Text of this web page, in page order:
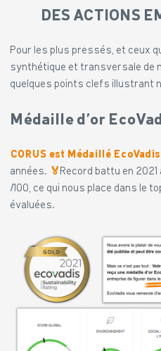
DES ACTIONS
Pour les plus pressés, et ceux
synthétique et transversale de
quelques points clefs illustrant
Médaille d’or
CORUS est Médaillé EcoVadis
années. 🏅 Record battu en 2021
/100, ce qui nous place dans le
évaluées.